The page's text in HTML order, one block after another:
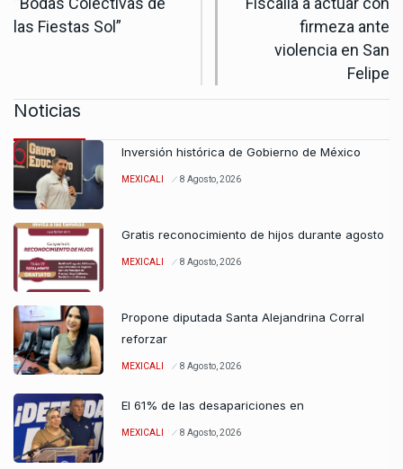
las Fiestas Sol”
firmeza ante
violencia en San
Felipe
Noticias
Inversión histórica de Gobierno de México
MEXICALI 8 Agosto, 2026
Gratis reconocimiento de hijos durante agosto
MEXICALI 8 Agosto, 2026
Propone diputada Santa Alejandrina Corral
reforzar
MEXICALI 8 Agosto, 2026
El 61% de las desapariciones en
MEXICALI 8 Agosto, 2026